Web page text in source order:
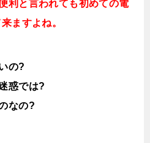
利と言われても初めての電
ますよね。
の?
惑では?
なの?